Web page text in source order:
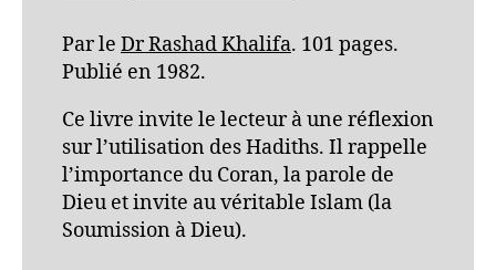
Par le Dr Rashad Khalifa. 101 pages.
Publié en 1982.
Ce livre invite le lecteur à une réflexion
sur l’utilisation des Hadiths. Il rappelle
l’importance du Coran, la parole de
Dieu et invite au véritable Islam (la
Soumission à Dieu).